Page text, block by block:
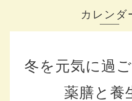
カレンダ
冬を元気に過
薬膳と養